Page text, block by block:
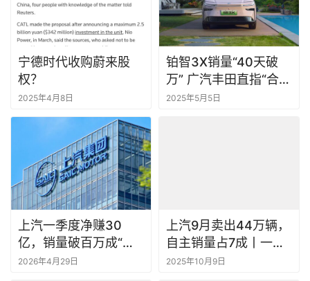
宁德时代收购蔚来股
权？
2025年4月8日
铂智3X销量“40天破
万” 广汽丰田直指“合资
纯电第一品牌”
2025年5月5日
上汽一季度净赚30
亿，销量破百万成“唯
一”
2026年4月29日
上汽9月卖出44万辆，
自主销量占7成丨一句
话点评
2025年10月9日